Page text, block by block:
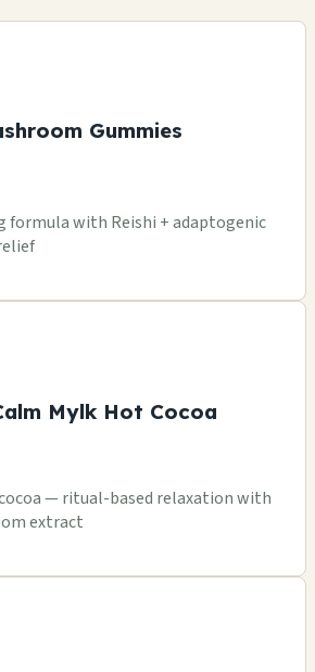
Gummies
formula with Reishi + adaptogenic
Mylk Hot Cocoa
— ritual-based relaxation with
extract